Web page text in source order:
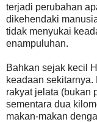
terjadi perubahan
dikehendaki
tidak menyukai
enampuluhan.
Bahkan sejak kecil
keadaan
rakyat jelata (bukan
sementara dua
makan-makan